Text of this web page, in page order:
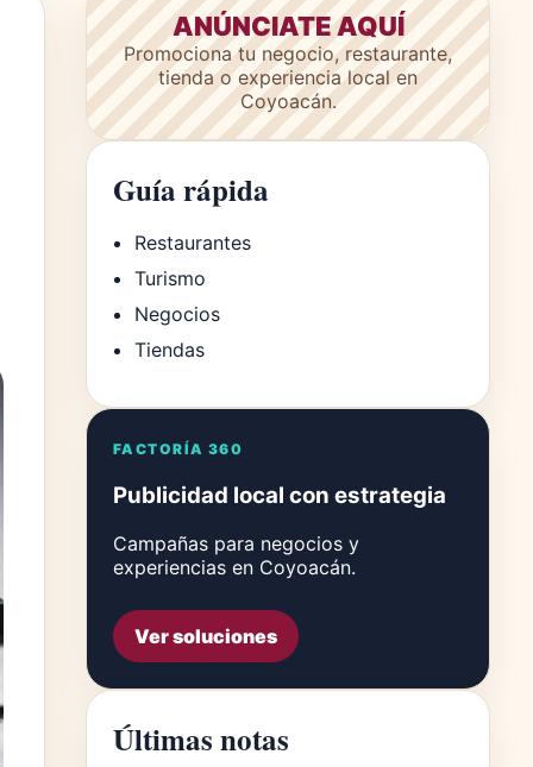
ANÚNCIATE AQUÍ
Promociona tu negocio, restaurante,
tienda o experiencia local en
Coyoacán.
Guía rápida
Restaurantes
Turismo
Negocios
Tiendas
FACTORÍA 360
Publicidad local con estrategia
Campañas para negocios y
experiencias en Coyoacán.
Ver soluciones
Últimas notas